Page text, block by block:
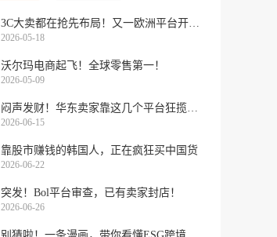
3C大卖都在抢先布局！又一欧洲平台开放中国招商
2026-05-18
沃尔玛电商起飞！全球零售第一！
2026-05-09
闷声发财！华东卖家靠这几个平台狂揽北美订单，华南机会来了！
2026-06-15
靠股市赚钱的韩国人，正在疯狂买中国货
2026-06-22
突发！Bol平台审查，已有卖家封店！
2026-06-26